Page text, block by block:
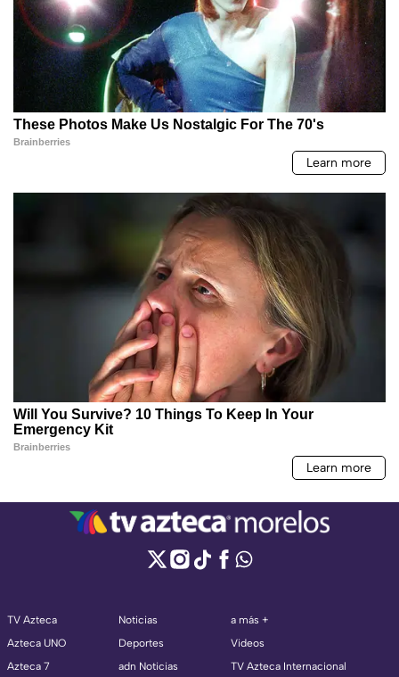
TV Azteca
Azteca UNO
Azteca 7
Noticias
Deportes
adn Noticias
a más +
Videos
TV Azteca Internacional